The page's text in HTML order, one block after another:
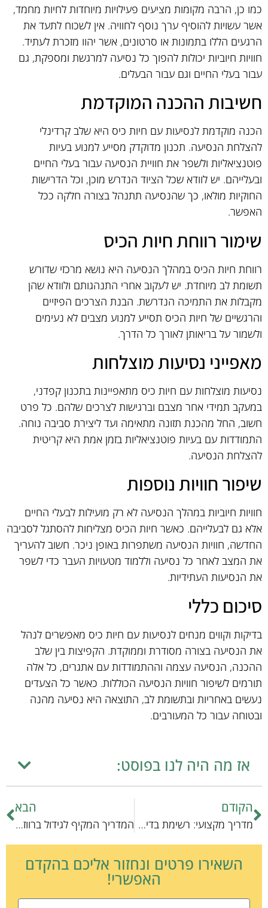
כמו כן, הרבה מקומות מציעים פעילויות מיוחדות לחיות מחמד,
אשר עשויות להוסיף ערך נוסף לחוויה. אין לשכוח לתעד את
הרגעים הללו בתמונות או סרטונים, אשר יהוו מזכרת לעתיד.
חוויות חיוביות יכולות להפוך כל נסיעה למרגשת ומספקת, גם
עבור בעלי החיים וגם עבור הבעלים.
חשיבות ההכנה המוקדמת
הכנה מוקדמת לנסיעות עם חיות כיס היא שלב קרדינלי
להצלחת הנסיעה. תכנון מדוקדק מסייע למנוע בעיות
פוטנציאליות ולשפר את חוויית הנסיעה עבור בעלי החיים
ובעלייהם. יש לוודא שכל הציוד הנדרש מוכן, וכל הדרישות
החוקיות מולאו, כך שהנסיעה תתנהל בצורה חלקה ככל
האפשר.
שימור רווחת חיות הכיס
רווחת חיות הכיס במהלך הנסיעה היא נושא מרכזי שדורש
תשומת לב מיוחדת. יש לעקוב אחרי התנהגותם ולוודא שהן
מקבלות את התמיכה הנדרשת. הבנת הצרכים הפיזיים
והרגשיים של חיות הכיס תסייע למנוע מצבים לא נעימים
ולשמור על בריאותן לאורך כל הדרך.
מאפייני נסיעות מוצלחות
נסיעות מוצלחות עם חיות כיס מתאפיינות בתכנון קפדני,
במעקב תמידי אחר מצבם וברגישות לצרכים שלהם. כל פרט
חשוב, החל מהכנת תזונה מתאימה ועד ליצירת סביבה נוחה.
התמודדות עם בעיות פוטנציאליות בזמן אמת היא קריטית
להצלחת הנסיעה.
שיפור חוויות נוספות
חוויות חיוביות במהלך הנסיעה לא רק מועילות לבעלי החיים
אלא גם לבעלייהם. כאשר חיות הכיס מצליחות להסתגל לסביבה
החדשה, חוויות הנסיעה משתפרות באופן ניכר. חשוב להעריך
את המצב לאחר כל נסיעה וללמוד מטעויות העבר כדי לשפר
את הנסיעות העתידיות.
סיכום כללי
בדיקות וקווים מנחים לנסיעות עם חיות כיס מאפשרים לנהל
את הנסיעה בצורה מסודרת וממוקדת. הקפיצות בין שלב
ההכנה, הנסיעה עצמה וההתמודדות עם אתגרים, כל אלה
תורמים לשיפור חוויות הנסיעה הכוללות. כאשר כל הצעדים
נעשים באחריות ובתשומת לב, התוצאה היא נסיעה מהנה
ובטוחה עבור כל המעורבים.
אז מה היה לנו בפוסט:
הקודם
מדריך מקצועי: רשימת בדיקה לשירותי פיזיותרפיה חסכוניים לחיות מחמד
הבא
המדריך המקיף לגידול ברווזונים: כל מה שצריך לדעת
השאירו פרטים ונחזור אליכם בהקדם
האפשרי!